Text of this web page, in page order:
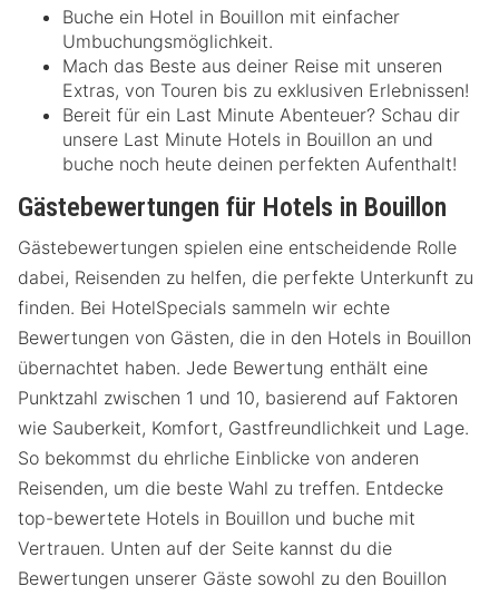
Buche ein Hotel in Bouillon mit einfacher
Umbuchungsmöglichkeit.
Mach das Beste aus deiner Reise mit unseren
Extras, von Touren bis zu exklusiven Erlebnissen!
Bereit für ein Last Minute Abenteuer? Schau dir
unsere Last Minute Hotels in Bouillon an und
buche noch heute deinen perfekten Aufenthalt!
Gästebewertungen für Hotels in Bouillon
Gästebewertungen spielen eine entscheidende Rolle
dabei, Reisenden zu helfen, die perfekte Unterkunft zu
finden. Bei HotelSpecials sammeln wir echte
Bewertungen von Gästen, die in den Hotels in Bouillon
übernachtet haben. Jede Bewertung enthält eine
Punktzahl zwischen 1 und 10, basierend auf Faktoren
wie Sauberkeit, Komfort, Gastfreundlichkeit und Lage.
So bekommst du ehrliche Einblicke von anderen
Reisenden, um die beste Wahl zu treffen. Entdecke
top-bewertete Hotels in Bouillon und buche mit
Vertrauen. Unten auf der Seite kannst du die
Bewertungen unserer Gäste sowohl zu den Bouillon